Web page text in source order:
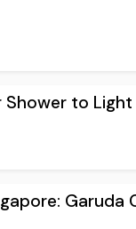
to Light
Garuda